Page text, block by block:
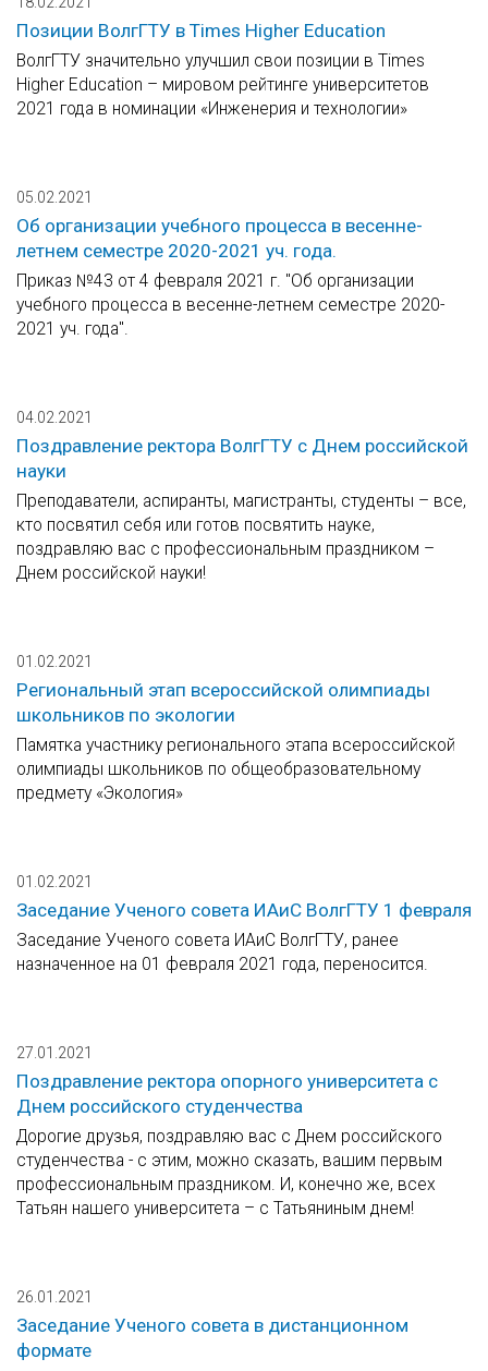
Позиции ВолгГТУ в Times Higher Education
ВолгГТУ значительно улучшил свои позиции в Times
Higher Education – мировом рейтинге университетов
2021 года в номинации «Инженерия и технологии»
05.02.2021
Об организации учебного процесса в весенне-
летнем семестре 2020-2021 уч. года.
Приказ №43 от 4 февраля 2021 г. "Об организации
учебного процесса в весенне-летнем семестре 2020-
2021 уч. года".
04.02.2021
Поздравление ректора ВолгГТУ с Днем российской
науки
Преподаватели, аспиранты, магистранты, студенты – все,
кто посвятил себя или готов посвятить науке,
поздравляю вас с профессиональным праздником –
Днем российской науки!
01.02.2021
Региональный этап всероссийской олимпиады
школьников по экологии
Памятка участнику регионального этапа всероссийской
олимпиады школьников по общеобразовательному
предмету «Экология»
01.02.2021
Заседание Ученого совета ИАиС ВолгГТУ 1 февраля
Заседание Ученого совета ИАиС ВолгГТУ, ранее
назначенное на 01 февраля 2021 года, переносится.
27.01.2021
Поздравление ректора опорного университета с
Днем российского студенчества
Дорогие друзья, поздравляю вас с Днем российского
студенчества - с этим, можно сказать, вашим первым
профессиональным праздником. И, конечно же, всех
Татьян нашего университета – с Татьяниным днем!
26.01.2021
Заседание Ученого совета в дистанционном
формате